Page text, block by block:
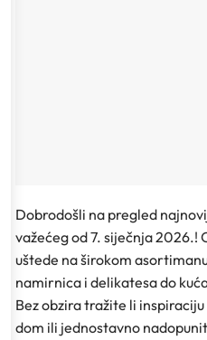
Dobrodošli na pregled
važećeg od 7. siječnja
uštede na širokom
namirnica i delikatesa do
Bez obzira tražite li
dom ili jednostavno